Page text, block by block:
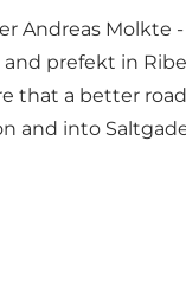
Andreas Molkte
prefekt in Ribe
that a better
and into